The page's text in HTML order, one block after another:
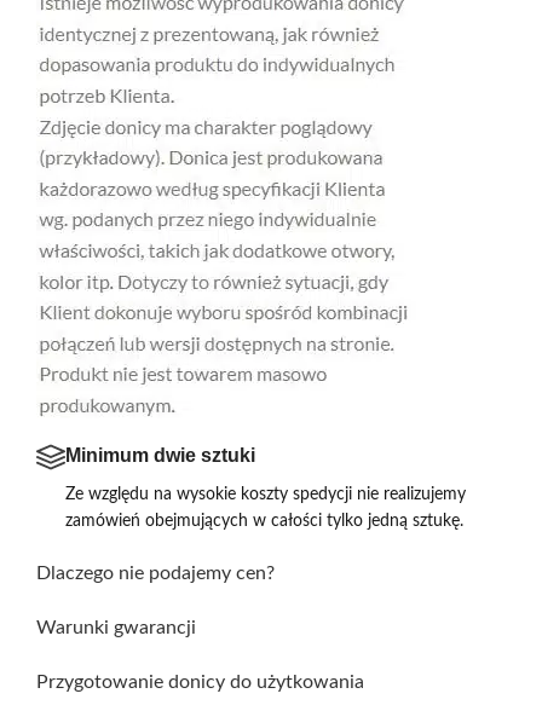
Minimum dwie sztuki
Ze względu na wysokie koszty spedycji nie realizujemy
zamówień obejmujących w całości tylko jedną sztukę.
Dlaczego nie podajemy cen?
Warunki gwarancji
Przygotowanie donicy do użytkowania